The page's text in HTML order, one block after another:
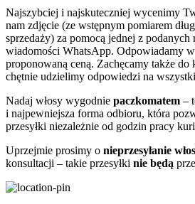
Najszybciej i najskuteczniej wycenimy
nam zdjęcie (ze wstępnym pomiarem
sprzedaży) za pomocą jednej z
wiadomości WhatsApp. Odpowiadamy
proponowaną ceną. Zachęcamy także
chętnie udzielimy odpowiedzi na
Nadaj włosy wygodnie paczkomatem –
i najpewniejsza forma odbioru, która
przesyłki niezależnie od godzin pracy
Uprzejmie prosimy o nieprzesyłanie
konsultacji – takie przesyłki nie będą